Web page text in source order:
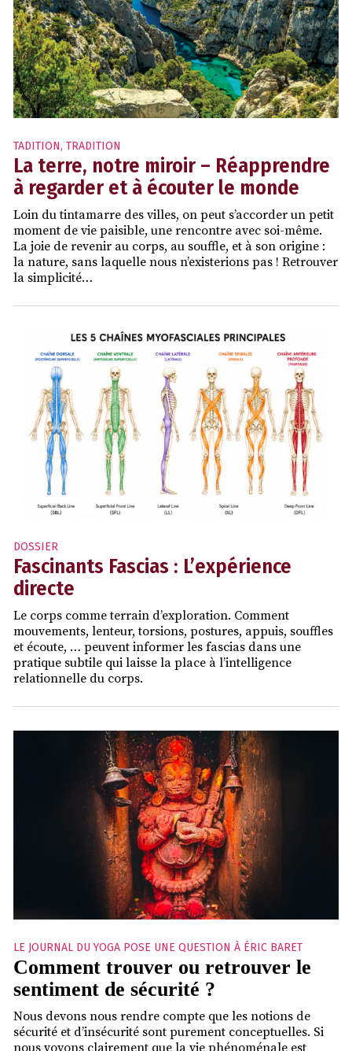
TADITION, TRADITION
La terre, notre miroir – Réapprendre
à regarder et à écouter le monde
Loin du tintamarre des villes, on peut s’accorder un petit
moment de vie paisible, une rencontre avec soi-même.
La joie de revenir au corps, au souffle, et à son origine :
la nature, sans laquelle nous n’existerions pas ! Retrouver
la simplicité…
DOSSIER
Fascinants Fascias : L’expérience
directe
Le corps comme terrain d’exploration. Comment
mouvements, lenteur, torsions, postures, appuis, souffles
et écoute, … peuvent informer les fascias dans une
pratique subtile qui laisse la place à l’intelligence
relationnelle du corps.
LE JOURNAL DU YOGA POSE UNE QUESTION À ÉRIC BARET
Comment trouver ou retrouver le
sentiment de sécurité ?
Nous devons nous rendre compte que les notions de
sécurité et d’insécurité sont purement conceptuelles. Si
nous voyons clairement que la vie phénoménale est